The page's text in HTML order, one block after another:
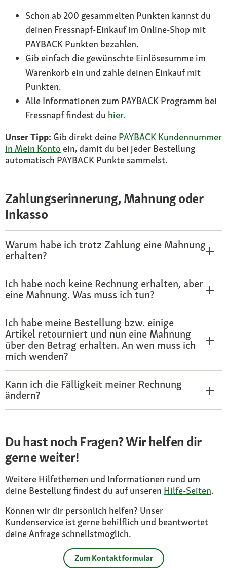
Schon ab 200 gesammelten Punkten kannst du
deinen Fressnapf-Einkauf im Online-Shop mit
PAYBACK Punkten bezahlen.
Gib einfach die gewünschte Einlösesumme im
Warenkorb ein und zahle deinen Einkauf mit
Punkten.
Alle Informationen zum PAYBACK Programm bei
Fressnapf findest du hier.
Unser Tipp: Gib direkt deine PAYBACK Kundennummer
in Mein Konto ein, damit du bei jeder Bestellung
automatisch PAYBACK Punkte sammelst.
Zahlungserinnerung, Mahnung oder
Inkasso
Warum habe ich trotz Zahlung eine Mahnung
erhalten?
Ich habe noch keine Rechnung erhalten, aber
eine Mahnung. Was muss ich tun?
Ich habe meine Bestellung bzw. einige
Artikel retourniert und nun eine Mahnung
über den Betrag erhalten. An wen muss ich
mich wenden?
Kann ich die Fälligkeit meiner Rechnung
ändern?
Du hast noch Fragen? Wir helfen dir
gerne weiter!
Weitere Hilfethemen und Informationen rund um
deine Bestellung findest du auf unseren Hilfe-Seiten.
Können wir dir persönlich helfen? Unser
Kundenservice ist gerne behilflich und beantwortet
deine Anfrage schnellstmöglich.
Zum Kontaktformular